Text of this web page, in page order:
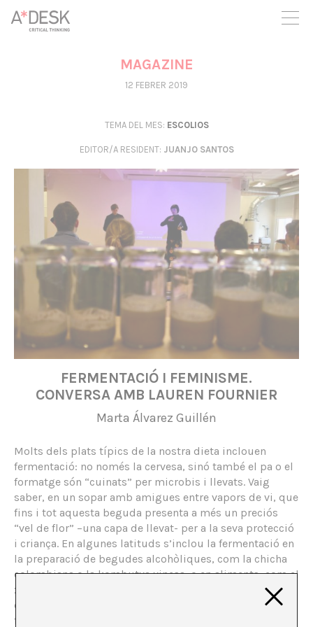
seguim necessitant-te per a poder seguir endavant. Ara pots
participar del projecte i recolzar-lo.
MAGAZINE
12 FEBRER 2019
TEMA DEL MES: ESCOLIOS
EDITOR/A RESIDENT: JUANJO SANTOS
FERMENTACIÓ I FEMINISME.
CONVERSA AMB LAUREN FOURNIER
Marta Álvarez Guillén
Molts dels plats típics de la nostra dieta inclouen
fermentació: no només la cervesa, sinó també el pa o el
formatge són “cuinats” per microbis i llevats. Vaig
saber, en un sopar amb amigues entre vapors de vi, que
fins i tot aquesta beguda presenta a més un preciós
“vel de flor” –una capa de llevat- per a la seva protecció
i criança. En algunes latituds s’inclou la fermentació en
la preparació de begudes alcohòliques, com la chicha
colombiana o la kombutxa xinesa, o en aliments, com el
xucrut alemany, el miso japonès o el kimchi coreà. El
caràcter gastronòmic, patrimonial i col·lectiu de la
fermentació ens permet parlar d’ella literalment i